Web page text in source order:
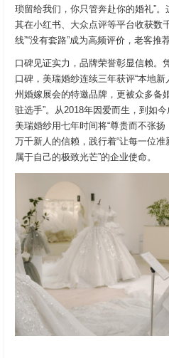
琐留给我们，你只管奔赴你的婚礼”
其在小红书、大众点评等平台收获数
线”“没有套路”成为高频评价，老客推
口碑见证实力，品牌荣誉彰显信赖。
口碑，美瑞婚纱连续三年获评“本地
州婚嫁展会的特邀品牌，更被众多备
驻选手”。从2018年因爱而生，到如
美瑞婚纱用七年时间将“尊贵而不张
万千新人的信赖，践行着“让每一位
属于自己的极致光芒”的企业使命。